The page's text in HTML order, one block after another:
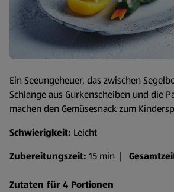
Ein Seeungeheuer, das zwischen
Schlange aus Gurkenscheiben und die
machen den Gemüsesnack zum
Schwierigkeit: Leicht
Zubereitungszeit: 15 min |
Zutaten für 4 Portionen